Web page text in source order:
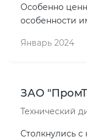
Особенно
особенности
Январь 2024
ЗАО
Технический
Столкнулись